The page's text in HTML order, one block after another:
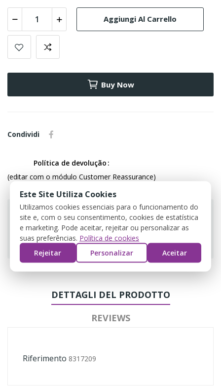
Aggiungi Al Carrello
Buy Now
Condividi
Política de devolução
(editar com o módulo Customer Reassurance)
Guarantee safe & secure checkout
DETTAGLI DEL PRODOTTO
REVIEWS
Riferimento 8317209
Este Site Utiliza Cookies
Utilizamos cookies essenciais para o funcionamento do
site e, com o seu consentimento, cookies de estatística
e marketing. Pode aceitar, rejeitar ou personalizar as
suas preferências. Política de cookies
Rejeitar
Personalizar Aceitar